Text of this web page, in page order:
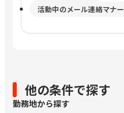
活動中のメール連絡マナー
他の条件で探す
勤務地から探す